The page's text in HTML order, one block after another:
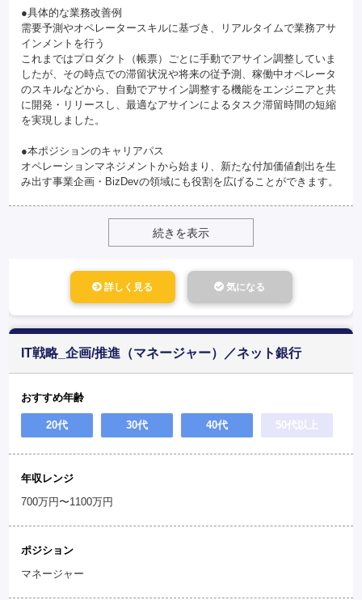
●具体的な業務改善例
需要予測やオペレータースキルに基づき、リアルタイムで業務アサ
インメントを行う
これまではプロダクト（帳票）ごとに手動でアサイン調整していま
したが、その時点での滞留状況や将来の従予測、稼働中オペレータ
のスキルなどから、自動でアサイン調整する機能をエンジニアと共
に開発・リリースし、最適なアサインによるタスク滞留時間の短縮
を実現しました。
●本ポジションのキャリアパス
オペレーションマネジメントから始まり、新たな付加価値創出を生
み出す事業企画・BizDevの領域にも役割を広げることができます。
続きを表示
詳しく見る 気になる
IT戦略_企画/推進（マネージャー）／ネット銀行
おすすめ年齢
20代 30代 40代 50代以上
年収レンジ
700万円〜1100万円
ポジション
マネージャー